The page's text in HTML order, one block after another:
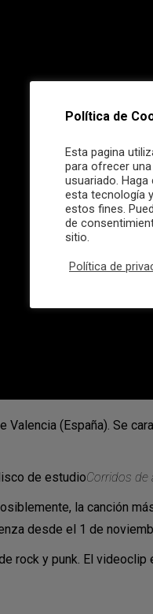
Valencia (España). Se
de estudioCorridos de
la canción
desde el 1 de
rock y punk. El
Política de
Esta pagina
para ofrecer
usuariado.
esta tecnología
estos fines.
de
sitio.
Política de